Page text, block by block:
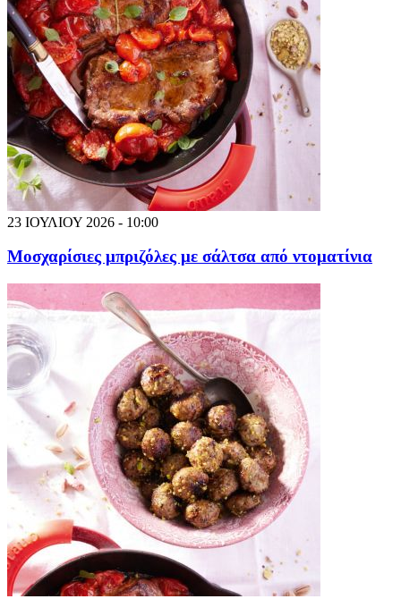
23 ΙΟΥΛΙΟΥ 2026 - 10:00
Μοσχαρίσιες μπριζόλες με σάλτσα από ντοματίνια